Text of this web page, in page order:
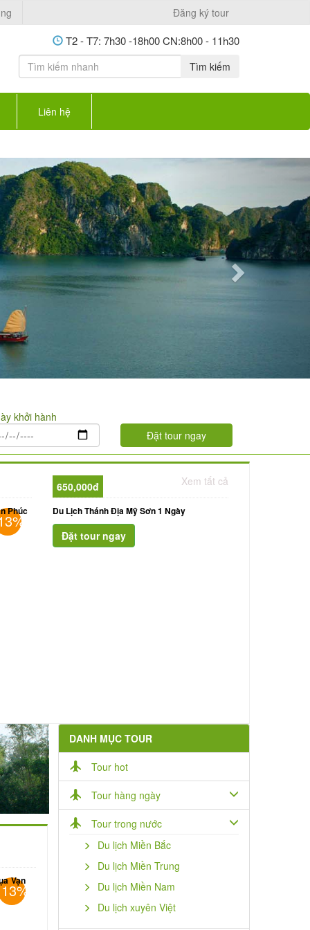
Đăng ký tour
T2 - T7: 7h30 -18h00 CN:8h00 - 11h30
Tìm kiếm
Liên hệ
Next
khởi hành
Xem tất cả
Phúc
650,000đ
Du Lịch Thánh Địa Mỹ Sơn 1 Ngày
13%
Vạn
DANH MỤC TOUR
Tour hot
Tour hàng ngày
Tour trong nước
Du lịch Miền Bắc
Du lịch Miền Trung
Du lịch Miền Nam
Du lịch xuyên Việt